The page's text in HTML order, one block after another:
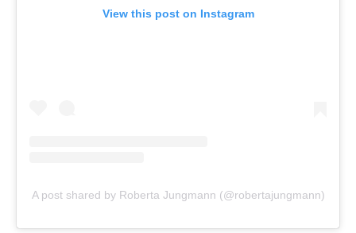
View this post on Instagram
A post shared by Roberta Jungmann (@robertajungmann)